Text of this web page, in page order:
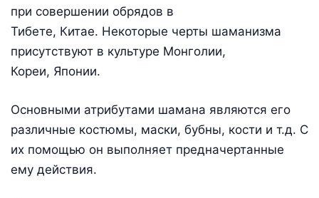
при совершении обрядов в
Тибете, Китае. Некоторые черты шаманизма
присутствуют в культуре Монголии,
Кореи, Японии.
Основными атрибутами шамана являются его
различные костюмы, маски, бубны, кости и т.д. С
их помощью он выполняет предначертанные
ему действия.